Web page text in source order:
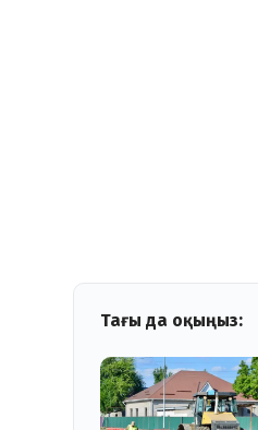
Тағы да оқыңыз: